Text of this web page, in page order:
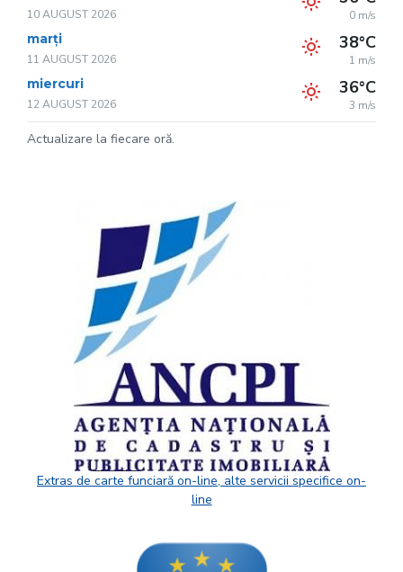
10 AUGUST 2026 0 m/s
marți
11 AUGUST 2026
38°C
1 m/s
miercuri
12 AUGUST 2026
36°C
3 m/s
Actualizare la fiecare oră.
Extras de carte funciară on-line, alte servicii specifice on-
line